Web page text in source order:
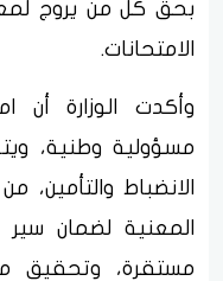
بحق كل من يروج
الامتحانات.
وأكدت الوزارة أن
مسؤولية وطنية،
الانضباط
المعنية لضمان سير
مستقرة، وتحقيق